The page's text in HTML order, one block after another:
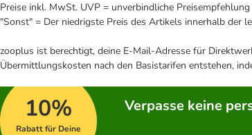
Preise inkl. MwSt. UVP = unverbindliche
"Sonst" = Der niedrigste Preis des Artikels innerhalb der
zooplus ist berechtigt, deine E-Mail-Adresse für
Übermittlungskosten nach den Basistarifen entstehen,
10%
Rabatt für Deine
Verpasse keine